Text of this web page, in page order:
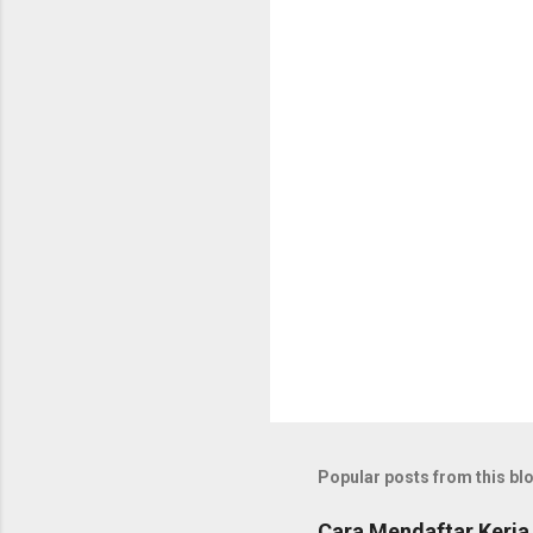
Popular posts from this